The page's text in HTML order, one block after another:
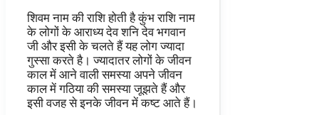
शिवम नाम की राशि होती है कुंभ राशि नाम
के लोगों के आराध्य देव शनि देव भगवान
जी और इसी के चलते हैं यह लोग ज्यादा
गुस्सा करते है। ज्यादातर लोगों के जीवन
काल में आने वाली समस्या अपने जीवन
काल में गठिया की समस्या जूझते हैं और
इसी वजह से इनके जीवन में कष्ट आते हैं।